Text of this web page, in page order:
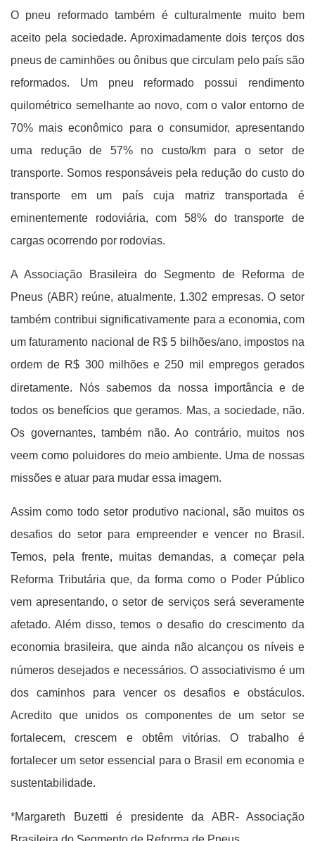
O pneu reformado também é culturalmente muito bem
aceito pela sociedade. Aproximadamente dois terços dos
pneus de caminhões ou ônibus que circulam pelo país são
reformados. Um pneu reformado possui rendimento
quilométrico semelhante ao novo, com o valor entorno de
70% mais econômico para o consumidor, apresentando
uma redução de 57% no custo/km para o setor de
transporte. Somos responsáveis pela redução do custo do
transporte em um país cuja matriz transportada é
eminentemente rodoviária, com 58% do transporte de
cargas ocorrendo por rodovias.
A Associação Brasileira do Segmento de Reforma de
Pneus (ABR) reúne, atualmente, 1.302 empresas. O setor
também contribui significativamente para a economia, com
um faturamento nacional de R$ 5 bilhões/ano, impostos na
ordem de R$ 300 milhões e 250 mil empregos gerados
diretamente.
Nós sabemos da nossa importância e de
todos os benefícios que geramos. Mas, a sociedade, não.
Os governantes, também não. Ao contrário, muitos nos
veem como poluidores do meio ambiente. Uma de nossas
missões e atuar para mudar essa imagem.
Assim como todo setor produtivo nacional, são muitos os
desafios do setor para empreender e vencer no Brasil.
Temos, pela frente, muitas demandas, a começar pela
Reforma Tributária que, da forma como o Poder Público
vem apresentando, o setor de serviços será severamente
afetado. Além disso, temos o desafio do crescimento da
economia brasileira, que ainda não alcançou os níveis e
números desejados e necessários. O associativismo é um
dos caminhos para vencer os desafios e obstáculos.
Acredito que unidos os componentes de um setor se
fortalecem, crescem e obtêm vitórias. O trabalho é
fortalecer um setor essencial para o Brasil em economia e
sustentabilidade.
*Margareth Buzetti é presidente da ABR- Associação